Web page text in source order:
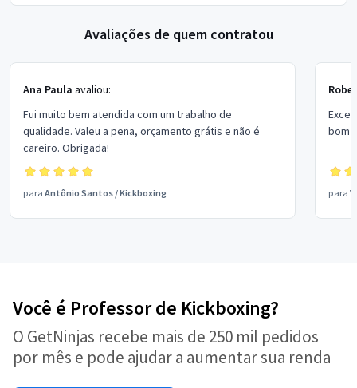
Avaliações de quem contratou
Ana Paula avaliou:
Fui muito bem atendida com um trabalho de
qualidade. Valeu a pena, orçamento grátis e não é
careiro. Obrigada!
para Antônio Santos /Kickboxing
bom
para
Você é Professor de Kickboxing?
O GetNinjas recebe mais de 250 mil pedidos
por mês e pode ajudar a aumentar sua renda